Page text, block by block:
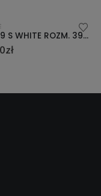
135,00